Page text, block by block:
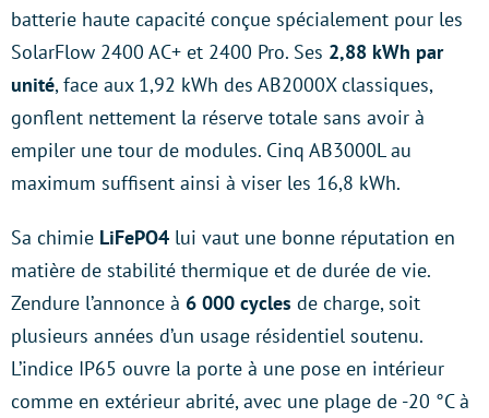
batterie haute capacité conçue spécialement pour les
SolarFlow 2400 AC+ et 2400 Pro. Ses 2,88 kWh par
unité, face aux 1,92 kWh des AB2000X classiques,
gonflent nettement la réserve totale sans avoir à
empiler une tour de modules. Cinq AB3000L au
maximum suffisent ainsi à viser les 16,8 kWh.
Sa chimie LiFePO4 lui vaut une bonne réputation en
matière de stabilité thermique et de durée de vie.
Zendure l’annonce à 6 000 cycles de charge, soit
plusieurs années d’un usage résidentiel soutenu.
L’indice IP65 ouvre la porte à une pose en intérieur
comme en extérieur abrité, avec une plage de -20 °C à